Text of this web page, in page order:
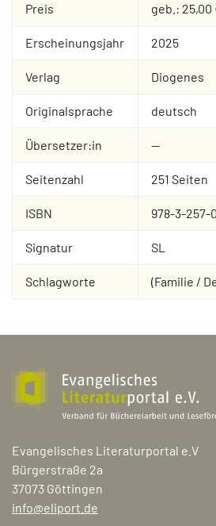
Preis geb.: 25,00
Erscheinungsjahr 2025
Verlag Diogenes
Originalsprache deutsch
Übersetzer:in --
Seitenzahl 251 Seiten
ISBN 978-3-257-
Signatur SL
Schlagworte (Familie /
Evangelisches Literaturportal e.V
Bürgerstraße 2a
37073 Göttingen
info@eliport.de